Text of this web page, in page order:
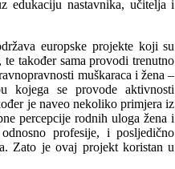
edukaciju nastavnika, učitelja i
europske projekte koji su
također sama provodi trenutno
muškaraca i žena –
kojega se provode aktivnosti
je naveo nekoliko primjera iz
percepcije rodnih uloga žena i
profesije, i posljedično
Zato je ovaj projekt koristan u